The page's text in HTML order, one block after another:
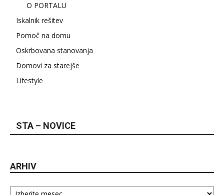
O PORTALU
Iskalnik rešitev
Pomoč na domu
Oskrbovana stanovanja
Domovi za starejše
Lifestyle
STA – NOVICE
ARHIV
Arhiv